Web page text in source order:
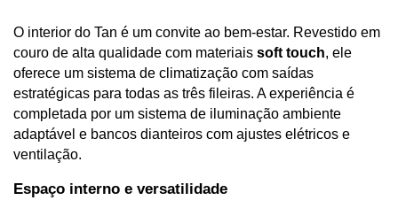
O interior do Tan é um convite ao bem-estar. Revestido em
couro de alta qualidade com materiais soft touch, ele
oferece um sistema de climatização com saídas
estratégicas para todas as três fileiras. A experiência é
completada por um sistema de iluminação ambiente
adaptável e bancos dianteiros com ajustes elétricos e
ventilação.
Espaço interno e versatilidade